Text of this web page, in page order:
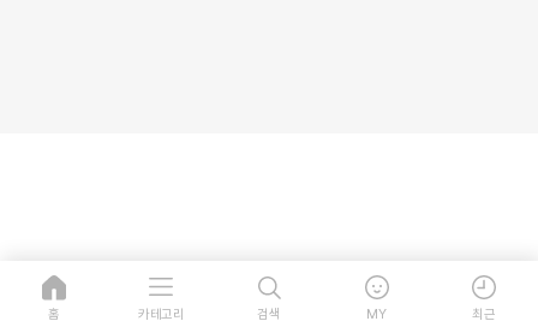
홈 카테고리 검색 MY 최근